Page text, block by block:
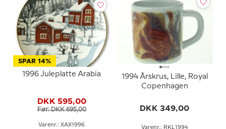
SPAR 14%
1996 Juleplatte Arabia
DKK 595,00
Før: DKK 695,00
Varenr.: XAX1996
1994 Årskrus, Lille, Royal
Copenhagen
DKK 349,00
Varenr.: RKL1994